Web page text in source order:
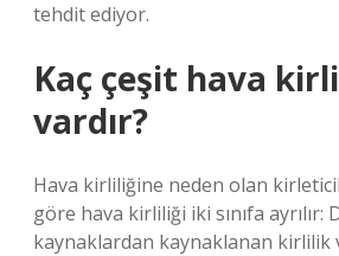
tehdit ediyor.
Kaç çeşit hava
vardır?
Hava kirliliğine neden olan
göre hava kirliliği iki sınıfa ayrılır:
kaynaklardan kaynaklanan kirlilik